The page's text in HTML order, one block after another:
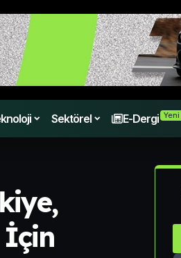
Sektörel E-Dergi Yeni
İçin